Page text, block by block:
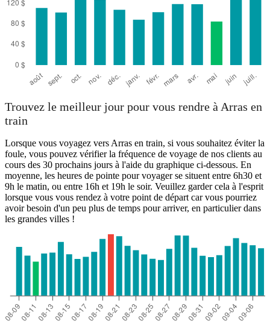
Trouvez le meilleur jour pour vous rendre à Arras en
train
Lorsque vous voyagez vers Arras en train, si vous souhaitez éviter la
foule, vous pouvez vérifier la fréquence de voyage de nos clients au
cours des 30 prochains jours à l'aide du graphique ci-dessous. En
moyenne, les heures de pointe pour voyager se situent entre 6h30 et
9h le matin, ou entre 16h et 19h le soir. Veuillez garder cela à l'esprit
lorsque vous vous rendez à votre point de départ car vous pourriez
avoir besoin d'un peu plus de temps pour arriver, en particulier dans
les grandes villes !